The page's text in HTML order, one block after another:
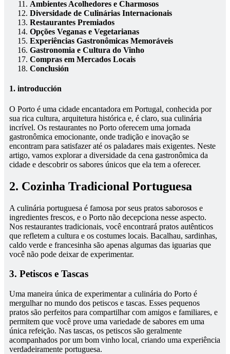
Ambientes Acolhedores e Charmosos
Diversidade de Culinárias Internacionais
Restaurantes Premiados
Opções Veganas e Vegetarianas
Experiências Gastronômicas Memoráveis
Gastronomia e Cultura do Vinho
Compras em Mercados Locais
Conclusión
1. introducción
O Porto é uma cidade encantadora em Portugal, conhecida por
sua rica cultura, arquitetura histórica e, é claro, sua culinária
incrível. Os restaurantes no Porto oferecem uma jornada
gastronômica emocionante, onde tradição e inovação se
encontram para satisfazer até os paladares mais exigentes. Neste
artigo, vamos explorar a diversidade da cena gastronômica da
cidade e descobrir os sabores únicos que ela tem a oferecer.
2. Cozinha Tradicional Portuguesa
A culinária portuguesa é famosa por seus pratos saborosos e
ingredientes frescos, e o Porto não decepciona nesse aspecto.
Nos restaurantes tradicionais, você encontrará pratos autênticos
que refletem a cultura e os costumes locais. Bacalhau, sardinhas,
caldo verde e francesinha são apenas algumas das iguarias que
você não pode deixar de experimentar.
3. Petiscos e Tascas
Uma maneira única de experimentar a culinária do Porto é
mergulhar no mundo dos petiscos e tascas. Esses pequenos
pratos são perfeitos para compartilhar com amigos e familiares, e
permitem que você prove uma variedade de sabores em uma
única refeição. Nas tascas, os petiscos são geralmente
acompanhados por um bom vinho local, criando uma experiência
verdadeiramente portuguesa.